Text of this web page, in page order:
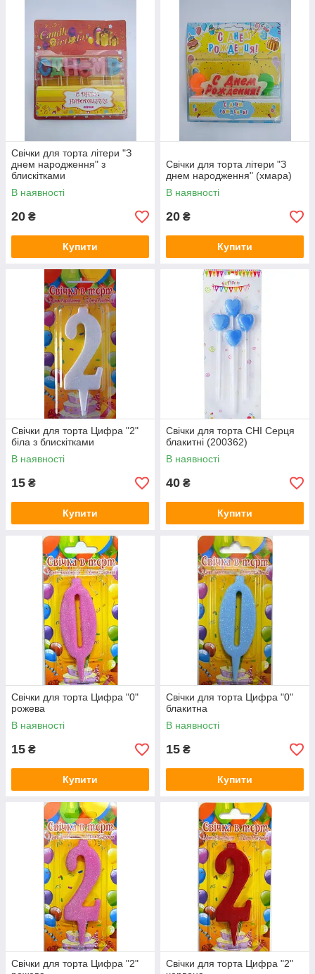
Свічки для торта літери "З
днем народження" з
блискітками
В наявності
20 ₴
Купити
Свічки для торта літери "З
днем народження" (хмара)
В наявності
20 ₴
Купити
Свічки для торта Цифра "2"
біла з блискітками
В наявності
15 ₴
Купити
Свічки для торта CHI Серця
блакитні (200362)
В наявності
40 ₴
Купити
Свічки для торта Цифра "0"
рожева
В наявності
15 ₴
Купити
Свічки для торта Цифра "0"
блакитна
В наявності
15 ₴
Купити
Свічки для торта Цифра "2"
Свічки для торта Цифра "2"